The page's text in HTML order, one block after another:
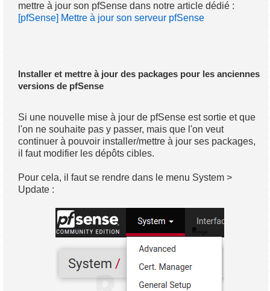
mettre à jour son pfSense dans notre article dédié :
[pfSense] Mettre à jour son serveur pfSense
Installer et mettre à jour des packages pour les anciennes
versions de pfSense
Si une nouvelle mise à jour de pfSense est sortie et que
l'on ne souhaite pas y passer, mais que l'on veut
continuer à pouvoir installer/mettre à jour ses packages,
il faut modifier les dépôts cibles.
Pour cela, il faut se rendre dans le menu System >
Update :